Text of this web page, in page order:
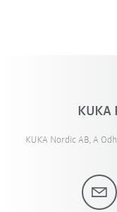
KUKA
KUKA Nordic AB, A